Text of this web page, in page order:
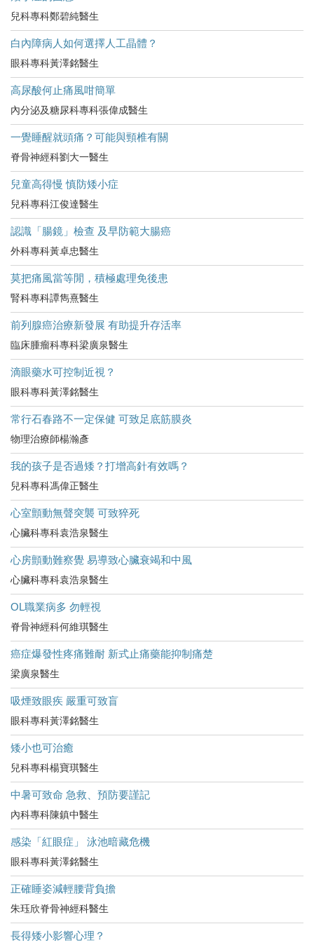
兒科專科鄭碧純醫生
白內障病人如何選擇人工晶體？
眼科專科黃澤銘醫生
高尿酸何止痛風咁簡單
內分泌及糖尿科專科張偉成醫生
一覺睡醒就頭痛？可能與頸椎有關
脊骨神經科劉大一醫生
兒童高得慢 慎防矮小症
兒科專科江俊達醫生
認識「腸鏡」檢查 及早防範大腸癌
外科專科黃卓忠醫生
莫把痛風當等閒，積極處理免後患
腎科專科譚雋熹醫生
前列腺癌治療新發展 有助提升存活率
臨床腫瘤科專科梁廣泉醫生
滴眼藥水可控制近視？
眼科專科黃澤銘醫生
常行石春路不一定保健 可致足底筋膜炎
物理治療師楊瀚彥
我的孩子是否過矮？打增高針有效嗎？
兒科專科馮偉正醫生
心室顫動無聲突襲 可致猝死
心臟科專科袁浩泉醫生
心房顫動難察覺 易導致心臟衰竭和中風
心臟科專科袁浩泉醫生
OL職業病多 勿輕視
脊骨神經科何維琪醫生
癌症爆發性疼痛難耐 新式止痛藥能抑制痛楚
梁廣泉醫生
吸煙致眼疾 嚴重可致盲
眼科專科黃澤銘醫生
矮小也可治癒
兒科專科楊寶琪醫生
中暑可致命 急救、預防要謹記
內科專科陳鎮中醫生
感染「紅眼症」 泳池暗藏危機
眼科專科黃澤銘醫生
正確睡姿減輕腰背負擔
朱珏欣脊骨神經科醫生
長得矮小影響心理？